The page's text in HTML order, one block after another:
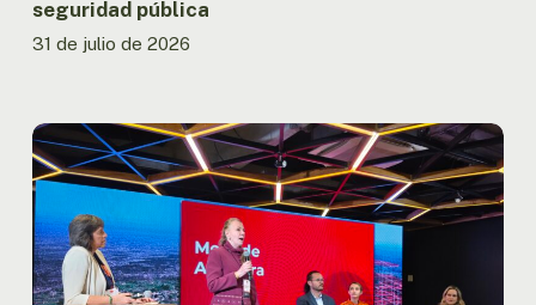
seguridad pública
31 de julio de 2026
Informe
presentado
en
la
OTCA
registra
la